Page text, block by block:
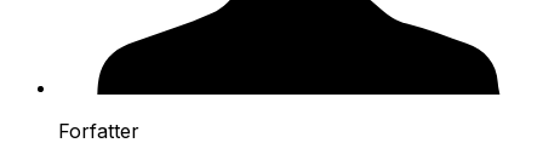
Forfatter